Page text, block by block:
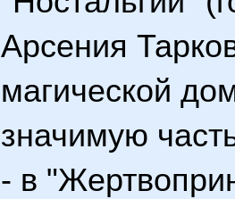
Арсения
магической
значимую
- в